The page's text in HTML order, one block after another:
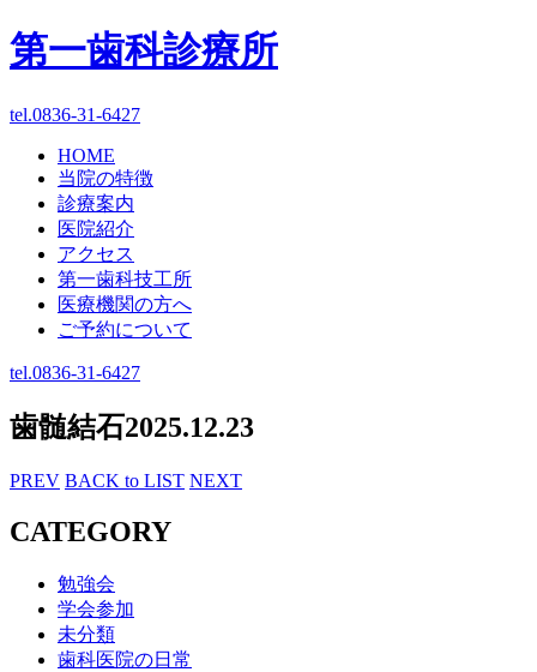
第一歯科診療所
tel.0836-31-6427
HOME
当院の特徴
診療案内
医院紹介
アクセス
第一歯科技工所
医療機関の方へ
ご予約について
tel.0836-31-6427
歯髄結石2025.12.23
PREV BACK to LIST NEXT
CATEGORY
勉強会
学会参加
未分類
歯科医院の日常